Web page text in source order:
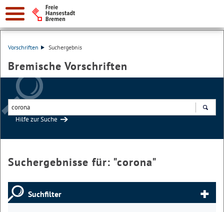
Vorschriften Suchergebnis
Bremische Vorschriften
Hilfe zur Suche
Suchergebnisse für: "corona"
Suchfilter